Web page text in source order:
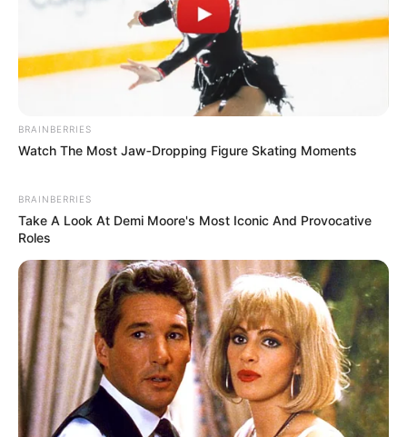
शहर चांद दिखने का समय
दिल्ली 8:09 PM
मुंबई 8:48 PM
चेन्नई 8:43 PM
BRAINBERRIES
Watch The Most Jaw‑Dropping Figure Skating Moments
BRAINBERRIES
Take A Look At Demi Moore's Most Iconic And Provocative
Roles